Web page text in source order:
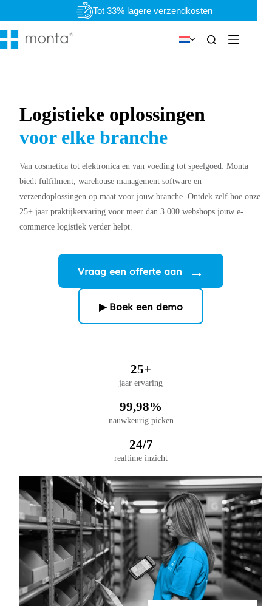
inhoud
Persoonlijk & flexibel
Logistieke oplossingen
voor elke branche
Van cosmetica tot elektronica en van voeding tot speelgoed: Monta
biedt fulfilment, warehouse management software en
verzendoplossingen op maat voor jouw branche. Ontdek zelf hoe onze
25+ jaar praktijkervaring voor meer dan 3.000 webshops jouw e-
commerce logistiek verder helpt.
Vraag een offerte aan
▶ Boek een demo
25+
jaar ervaring
99,98%
nauwkeurig picken
24/7
realtime inzicht